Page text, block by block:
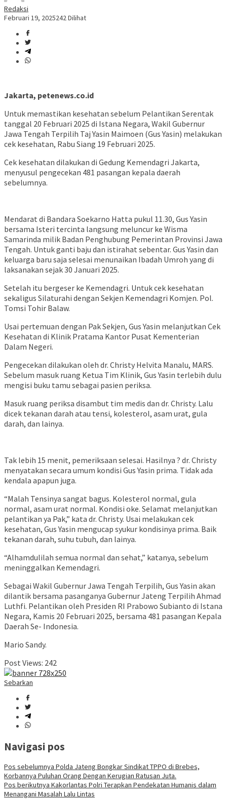
Redaksi
Februari 19, 2025242 Dilihat
Jakarta, petenews.co.id
Untuk memastikan kesehatan sebelum Pelantikan Serentak
tanggal 20 Februari 2025 di Istana Negara, Wakil Gubernur
Jawa Tengah Terpilih Taj Yasin Maimoen (Gus Yasin) melakukan
cek kesehatan, Rabu Siang 19 Februari 2025.
Cek kesehatan dilakukan di Gedung Kemendagri Jakarta,
menyusul pengecekan 481 pasangan kepala daerah
sebelumnya.
Mendarat di Bandara Soekarno Hatta pukul 11.30, Gus Yasin
bersama Isteri tercinta langsung meluncur ke Wisma
Samarinda milik Badan Penghubung Pemerintan Provinsi Jawa
Tengah. Untuk ganti baju dan istirahat sebentar. Gus Yasin dan
keluarga baru saja selesai menunaikan Ibadah Umroh yang di
laksanakan sejak 30 Januari 2025.
Setelah itu bergeser ke Kemendagri. Untuk cek kesehatan
sekaligus Silaturahi dengan Sekjen Kemendagri Komjen. Pol.
Tomsi Tohir Balaw.
Usai pertemuan dengan Pak Sekjen, Gus Yasin melanjutkan Cek
Kesehatan di Klinik Pratama Kantor Pusat Kementerian
Dalam Negeri.
Pengecekan dilakukan oleh dr. Christy Helvita Manalu, MARS.
Sebelum masuk ruang Ketua Tim Klinik, Gus Yasin terlebih dulu
mengisi buku tamu sebagai pasien periksa.
Masuk ruang periksa disambut tim medis dan dr. Christy. Lalu
dicek tekanan darah atau tensi, kolesterol, asam urat, gula
darah, dan lainya.
Tak lebih 15 menit, pemeriksaan selesai. Hasilnya ? dr. Christy
menyatakan secara umum kondisi Gus Yasin prima. Tidak ada
kendala apapun juga.
“Malah Tensinya sangat bagus. Kolesterol normal, gula
normal, asam urat normal. Kondisi oke. Selamat melanjutkan
pelantikan ya Pak,” kata dr. Christy. Usai melakukan cek
kesehatan, Gus Yasin mengucap syukur kondisinya prima. Baik
tekanan darah, suhu tubuh, dan lainya.
“Alhamdulilah semua normal dan sehat,” katanya, sebelum
meninggalkan Kemendagri.
Sebagai Wakil Gubernur Jawa Tengah Terpilih, Gus Yasin akan
dilantik bersama pasanganya Gubernur Jateng Terpilih Ahmad
Luthfi. Pelantikan oleh Presiden RI Prabowo Subianto di Istana
Negara, Kamis 20 Februari 2025, bersama 481 pasangan Kepala
Daerah Se- Indonesia.
Mario Sandy.
Post Views: 242
Sebarkan
Navigasi pos
Pos sebelumnya Polda Jateng Bongkar Sindikat TPPO di Brebes,
Korbannya Puluhan Orang Dengan Kerugian Ratusan Juta.
Pos berikutnya Kakorlantas Polri Terapkan Pendekatan Humanis dalam
Menangani Masalah Lalu Lintas